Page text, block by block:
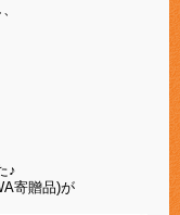
♪
寄贈品)が